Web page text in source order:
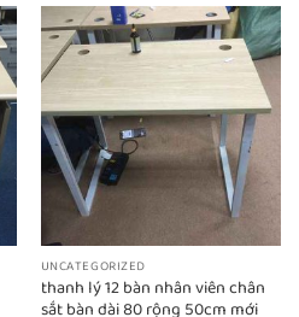
UNCATEGORIZED
thanh lý 12 bàn nhân viên chân
sắt bàn dài 80 rộng 50cm mới